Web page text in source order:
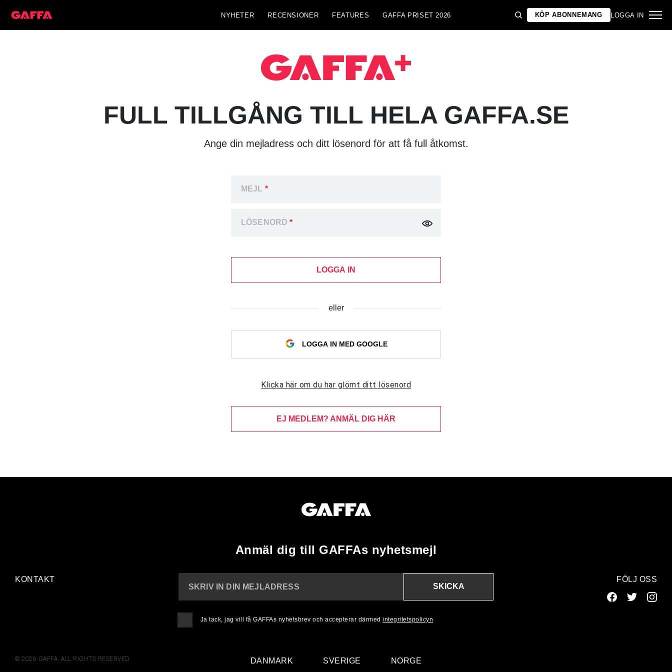
NYHETER RECENSIONER FEATURES GAFFA PRISET 2026 KÖP ABONNEMANG LOGGA IN
FULL TILLGÅNG TILL HELA GAFFA.SE
Ange din mejladress och ditt lösenord för att få full åtkomst.
MEJL *
LÖSENORD*
LOGGA IN
eller
LOGGA IN MED GOOGLE
Klicka här om du har glömt ditt lösenord
EJ MEDLEM? ANMÄL DIG HÄR
Anmäl dig till GAFFAs nyhetsmejl
KONTAKT
SKRIV IN DIN MEJLADRESS
SKICKA
Ja tack, jag vill få GAFFAs nyhetsbrev och accepterar därmed integritetspolicyn
FÖLJ OSS
© 2026 GAFFA. ALL RIGHTS RESERVED DANMARK SVERIGE NORGE